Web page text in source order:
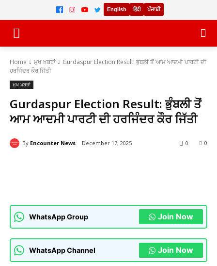
English हिंदी ਪੰਜਾਬੀ
Home ਮੁਖ ਖ਼ਬਰਾਂ
Gurdaspur Election Result: ਭੁੰਬਲੀ ਤੋਂ ਆਮ ਆਦਮੀ ਪਾਰਟੀ ਦੀ
ਹਰਜਿੰਦਰ ਕੌਰ ਜਿੱਤੀ
ਮੁਖ ਖ਼ਬਰਾਂ
Gurdaspur Election Result: ਭੁੰਬਲੀ ਤੋਂ
ਆਮ ਆਦਮੀ ਪਾਰਟੀ ਦੀ ਹਰਜਿੰਦਰ ਕੌਰ ਜਿੱਤੀ
By Encounter News December 17, 2025 0
0
WhatsApp Group Join Now
WhatsApp Channel Join Now